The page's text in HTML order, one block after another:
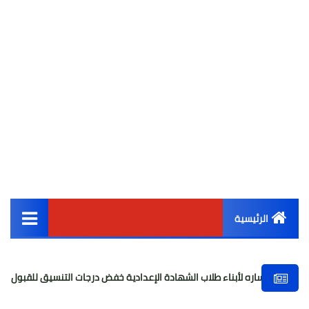
الرئيسية
أخبار مصر
طلاب الشهادة الإعدادية خفض درجات التنسيق للقبول بالثانوي العام